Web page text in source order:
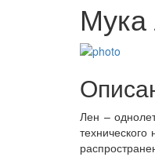
Мука
Лен –